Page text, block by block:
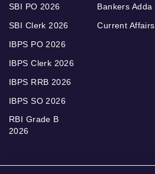
SBI PO 2026
SBI Clerk 2026
IBPS PO 2026
IBPS Clerk 2026
IBPS RRB 2026
IBPS SO 2026
RBI Grade B
2026
Bankers Adda
Current Affairs